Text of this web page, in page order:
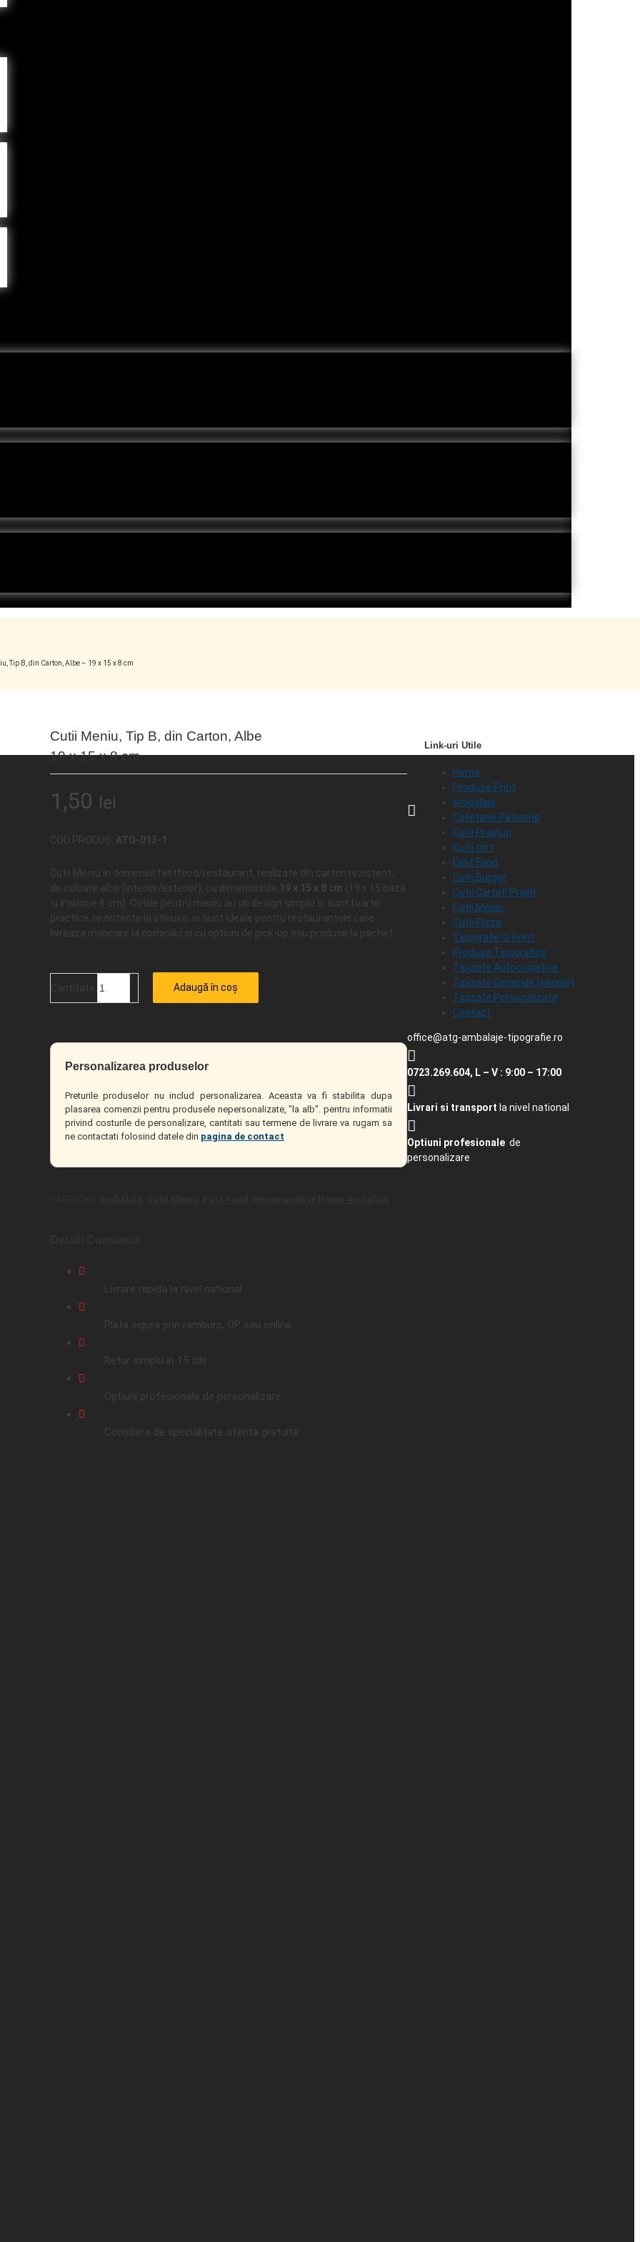
Tip B, din Carton, Albe – 19 x 15 x 8 cm
Cutii Meniu, Tip B, din Carton, Albe
19 x 15 x 8 cm
1,50 lei
COD PRODUS: ATG-013-1
Cutii Meniu in domeniul fastfood/restaurant, realizate din carton rezistent,
de culoare alba (interior/exterior), cu dimensiunile 19 x 15 x 8 cm (19 x 15 baza
si inaltime 8 cm). Cutiile pentru meniu au un design simplu si sunt foarte
practice, rezistente la stivuire, si sunt ideale pentru restaurantele care
livreaza mancare la domiciliu si cu optiuni de pick-up sau produse la pachet.
Cantitate Adaugă în coș
Personalizarea produselor
Preturile produselor nu includ personalizarea. Aceasta va fi stabilita dupa
plasarea comenzii pentru produsele nepersonalizate, "la alb". pentru informatii
privind costurile de personalizare, cantitati sau termene de livrare va rugam sa
ne contactati folosind datele din pagina de contact
Livrare rapida la nivel national
Plata sigura prin ramburs, OP sau online
Retur simplu in 15 zile
Optiuni profesionale de personalizare
Consiliere de specialitate oferita gratuita
Link-uri Utile
Home
Produse Print
Ambalaje
Cofetarie Patiserie
Cutii Prajituri
Cutii tort
Fast Food
Cutii Burger
Cutii Cartofi Prajiti
Cutii Meniu
Cutii Pizza
Tipografie si Print
Produse Tipografice
Tipizate Autocopiative
Tipizate Generale (simple)
Tipizate Personalizate
Contact
office@atg-ambalaje-tipografie.ro
0723.269.604, L – V : 9:00 – 17:00
Livrari si transport la nivel national
Optiuni profesionale de
personalizare